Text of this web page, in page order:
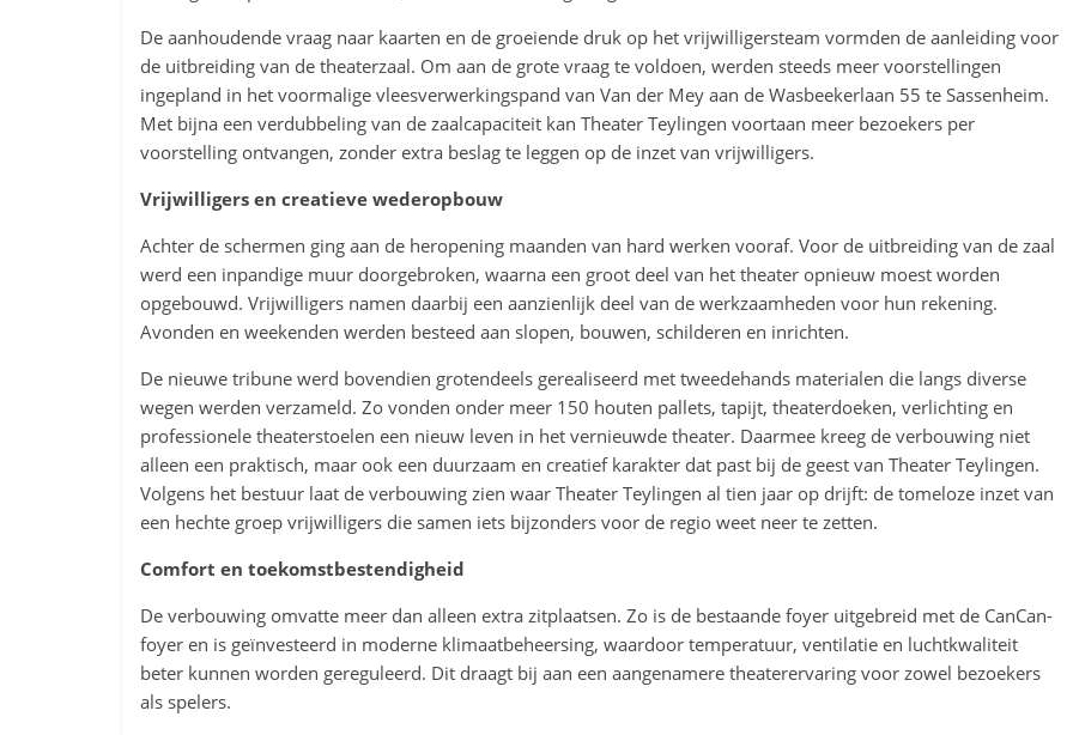
De aanhoudende vraag naar kaarten en de groeiende druk op het vrijwilligersteam vormden de aanleiding voor
de uitbreiding van de theaterzaal. Om aan de grote vraag te voldoen, werden steeds meer voorstellingen
ingepland in het voormalige vleesverwerkingspand van Van der Mey aan de Wasbeekerlaan 55 te Sassenheim.
Met bijna een verdubbeling van de zaalcapaciteit kan Theater Teylingen voortaan meer bezoekers per
voorstelling ontvangen, zonder extra beslag te leggen op de inzet van vrijwilligers.
Vrijwilligers en creatieve wederopbouw
Achter de schermen ging aan de heropening maanden van hard werken vooraf. Voor de uitbreiding van de zaal
werd een inpandige muur doorgebroken, waarna een groot deel van het theater opnieuw moest worden
opgebouwd. Vrijwilligers namen daarbij een aanzienlijk deel van de werkzaamheden voor hun rekening.
Avonden en weekenden werden besteed aan slopen, bouwen, schilderen en inrichten.
De nieuwe tribune werd bovendien grotendeels gerealiseerd met tweedehands materialen die langs diverse
wegen werden verzameld. Zo vonden onder meer 150 houten pallets, tapijt, theaterdoeken, verlichting en
professionele theaterstoelen een nieuw leven in het vernieuwde theater. Daarmee kreeg de verbouwing niet
alleen een praktisch, maar ook een duurzaam en creatief karakter dat past bij de geest van Theater Teylingen.
Volgens het bestuur laat de verbouwing zien waar Theater Teylingen al tien jaar op drijft: de tomeloze inzet van
een hechte groep vrijwilligers die samen iets bijzonders voor de regio weet neer te zetten.
Comfort en toekomstbestendigheid
De verbouwing omvatte meer dan alleen extra zitplaatsen. Zo is de bestaande foyer uitgebreid met de CanCan-
foyer en is geïnvesteerd in moderne klimaatbeheersing, waardoor temperatuur, ventilatie en luchtkwaliteit
beter kunnen worden gereguleerd. Dit draagt bij aan een aangenamere theaterervaring voor zowel bezoekers
als spelers.